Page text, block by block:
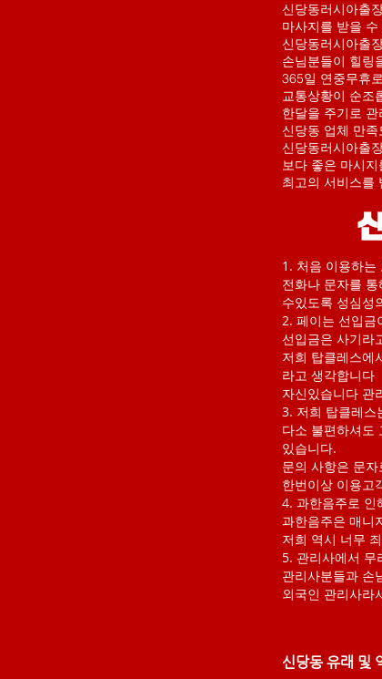
신당동러시아출
마사지를 받을
신당동러시아출
손님분들이 힐링
365일 연중무휴
교통상황이 순조
한달을 주기로
신당동 업체 만
신당동러시아출
보다 좋은 마시
최고의 서비스를
1. 처음 이용하는
전화나 문자를
수있도록 성심성
2. 페이는 선입금
선입금은 사기라
저희 탑클레스에
라고 생각합니다
자신있습니다 관
3. 저희 탑클레스
다소 불편하셔도
있습니다.
문의 사항은 문
한번이상 이용고
4. 과한음주로 인
과한음주은 매니
저희 역시 너무
5. 관리사에서 무
관리사분들과 손
외국인 관리사라
신당동 유래 및